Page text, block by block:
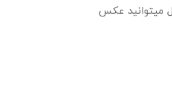
میتوانید عکس